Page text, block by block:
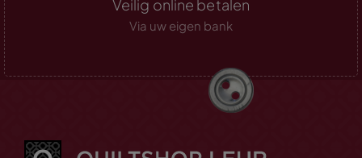
Veilig online betalen
Via uw eigen bank